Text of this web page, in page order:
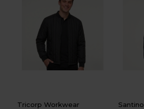
Tricorp Workwear Santino